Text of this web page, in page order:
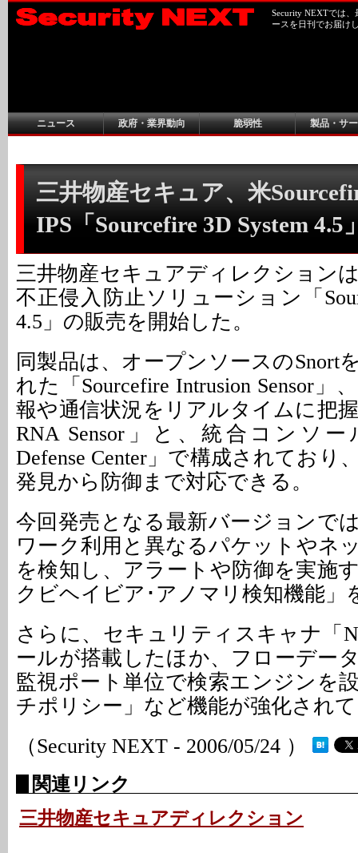
Security NEXTでは
ースを日刊でお届け
ニュース 政府・業界動向 脆弱性 製品・サ
三井物産セキュア、米
IPS「Sourcefire 3D System 4.5
三井物産セキュアディレクション
不正侵入防止ソリューション「
4.5」の販売を開始した。
同製品は、オープンソースのSnort
れた「Sourcefire Intrusion Sensor」
報や通信状況をリアルタイムに把
RNA Sensor」と、統合コンソー
Defense Center」で構成されており
発見から防御まで対応できる。
今回発売となる最新バージョンで
ワーク利用と異なるパケットやネ
を検知し、アラートや防御を実施
クビヘイビア･アノマリ検知機能」
さらに、セキュリティスキャナ「
ールが搭載したほか、フローデー
監視ポート単位で検索エンジンを
チポリシー」など機能が強化され
（Security NEXT - 2006/05/24 ）
関連リンク
三井物産セキュアディレクション